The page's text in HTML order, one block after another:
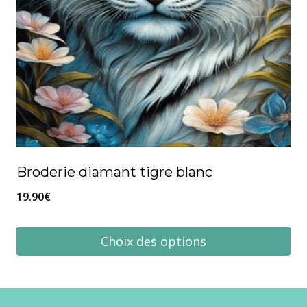
la
page
du
produit
Broderie diamant tigre blanc
19.90€
Choix des options
produit